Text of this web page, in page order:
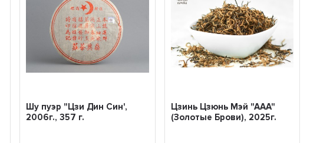
Шу пуэр "Цзи Дин Син',
2006г., 357 г.
Цзинь Цзюнь Мэй "ААА"
(Золотые Брови), 2025г.